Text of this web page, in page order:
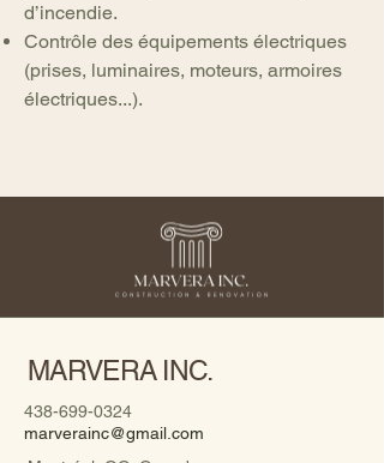
d’incendie.
Contrôle des équipements électriques
(prises, luminaires, moteurs, armoires
électriques...).
MARVERA INC.
438-699-0324
marverainc@gmail.com